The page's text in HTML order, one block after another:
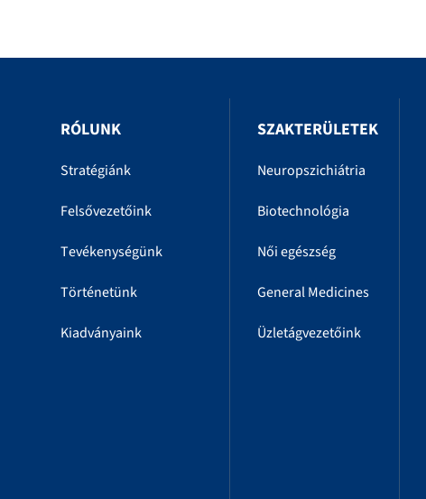
RÓLUNK
Stratégiánk
Felsővezetőink
Tevékenységünk
Történetünk
Kiadványaink
SZAKTERÜLETEK
Neuropszichiátria
Biotechnológia
Női egészség
General Medicines
Üzletágvezetőink